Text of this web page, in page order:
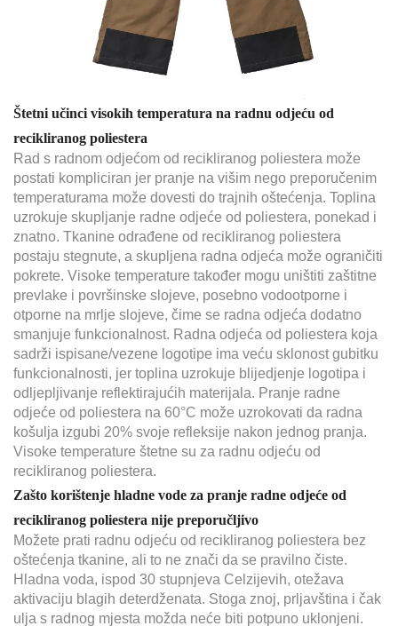
Štetni učinci visokih temperatura na radnu odjeću od
recikliranog poliestera
Rad s radnom odjećom od recikliranog poliestera može
postati kompliciran jer pranje na višim nego preporučenim
temperaturama može dovesti do trajnih oštećenja. Toplina
uzrokuje skupljanje radne odjeće od poliestera, ponekad i
znatno. Tkanine odrađene od recikliranog poliestera
postaju stegnute, a skupljena radna odjeća može ograničiti
pokrete. Visoke temperature također mogu uništiti zaštitne
prevlake i površinske slojeve, posebno vodootporne i
otporne na mrlje slojeve, čime se radna odjeća dodatno
smanjuje funkcionalnost. Radna odjeća od poliestera koja
sadrži ispisane/vezene logotipe ima veću sklonost gubitku
funkcionalnosti, jer toplina uzrokuje blijedjenje logotipa i
odljepljivanje reflektirajućih materijala. Pranje radne
odjeće od poliestera na 60°C može uzrokovati da radna
košulja izgubi 20% svoje refleksije nakon jednog pranja.
Visoke temperature štetne su za radnu odjeću od
recikliranog poliestera.
Zašto korištenje hladne vode za pranje radne odjeće od
recikliranog poliestera nije preporučljivo
Možete prati radnu odjeću od recikliranog poliestera bez
oštećenja tkanine, ali to ne znači da se pravilno čiste.
Hladna voda, ispod 30 stupnjeva Celzijevih, otežava
aktivaciju blagih deterdženata. Stoga znoj, prljavština i čak
ulja s radnog mjesta možda neće biti potpuno uklonjeni.